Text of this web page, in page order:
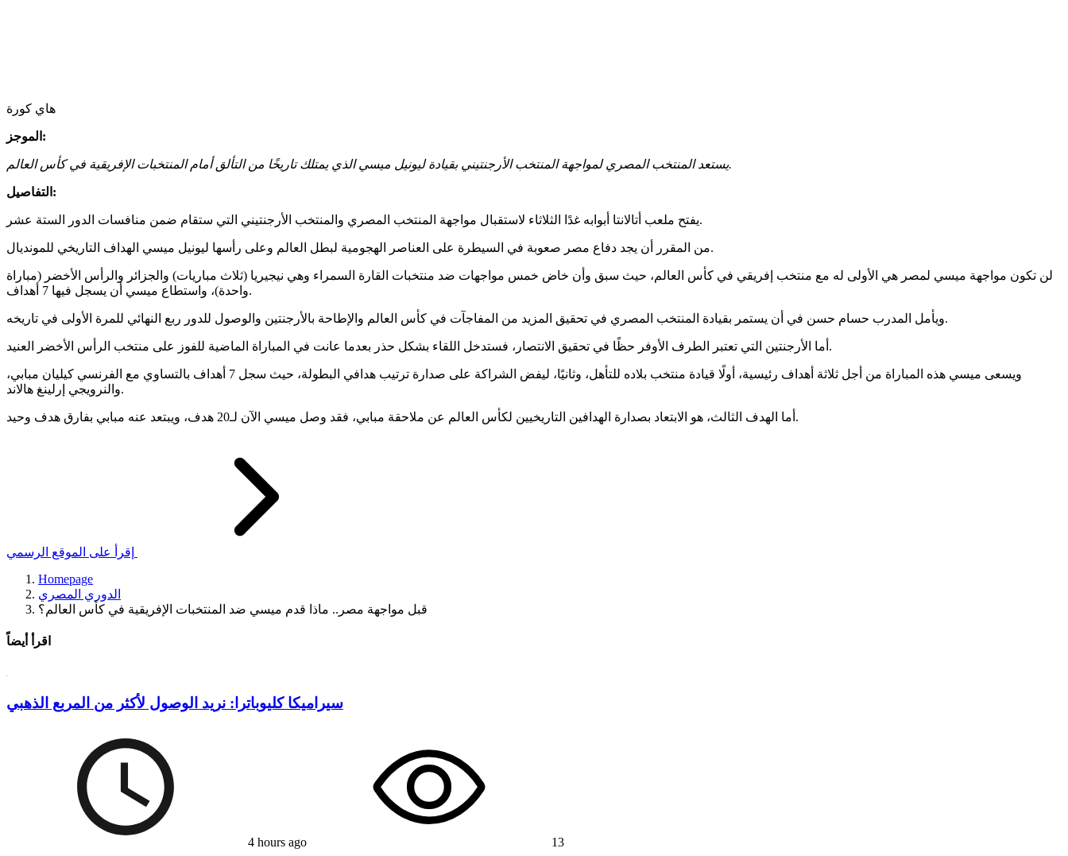
هاي كورة
الموجز:
يستعد المنتخب المصري لمواجهة المنتخب الأرجنتيني بقيادة ليونيل ميسي الذي يمتلك تاريخًا من التألق أمام المنتخبات الإفريقية في كأس العالم.
التفاصيل:
يفتح ملعب أتالانتا أبوابه غدًا الثلاثاء لاستقبال مواجهة المنتخب المصري والمنتخب الأرجنتيني التي ستقام ضمن منافسات الدور الستة عشر.
من المقرر أن يجد دفاع مصر صعوبة في السيطرة على العناصر الهجومية لبطل العالم وعلى رأسها ليونيل ميسي الهداف التاريخي للمونديال.
لن تكون مواجهة ميسي لمصر هي الأولى له مع منتخب إفريقي في كأس العالم، حيث سبق وأن خاض خمس مواجهات ضد منتخبات القارة السمراء وهي نيجيريا (ثلاث مباريات) والجزائر والرأس الأخضر (مباراة
واحدة)، واستطاع ميسي أن يسجل فيها 7 أهداف.
ويأمل المدرب حسام حسن في أن يستمر بقيادة المنتخب المصري في تحقيق المزيد من المفاجآت في كأس العالم والإطاحة بالأرجنتين والوصول للدور ربع النهائي للمرة الأولى في تاريخه.
أما الأرجنتين التي تعتبر الطرف الأوفر حظًا في تحقيق الانتصار، فستدخل اللقاء بشكل حذر بعدما عانت في المباراة الماضية للفوز على منتخب الرأس الأخضر العنيد.
ويسعى ميسي هذه المباراة من أجل ثلاثة أهداف رئيسية، أولًا قيادة منتخب بلاده للتأهل، وثانيًا، ليفض الشراكة على صدارة ترتيب هدافي البطولة، حيث سجل 7 أهداف بالتساوي مع الفرنسي كيليان مبابي،
والنرويجي إرلينغ هالاند.
أما الهدف الثالث، هو الابتعاد بصدارة الهدافين التاريخيين لكأس العالم عن ملاحقة مبابي، فقد وصل ميسي الآن لـ20 هدف، ويبتعد عنه مبابي بفارق هدف وحيد.
Homepage
الدوري المصري
قبل مواجهة مصر.. ماذا قدم ميسي ضد المنتخبات الإفريقية في كأس العالم؟
اقرأ أيضاً
سيراميكا كليوباترا: نريد الوصول لأكثر من المربع الذهبي
4 hours ago 13